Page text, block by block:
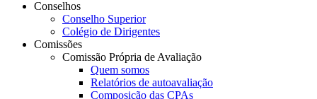
Conselhos
Conselho Superior
Colégio de Dirigentes
Comissões
Comissão Própria de Avaliação
Quem somos
Relatórios de autoavaliação
Composição das CPAs